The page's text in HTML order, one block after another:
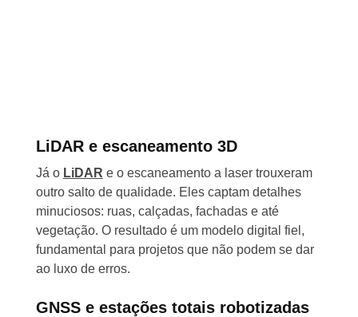
LiDAR e escaneamento 3D
Já o LiDAR e o escaneamento a laser trouxeram
outro salto de qualidade. Eles captam detalhes
minuciosos: ruas, calçadas, fachadas e até
vegetação. O resultado é um modelo digital fiel,
fundamental para projetos que não podem se dar
ao luxo de erros.
GNSS e estações totais robotizadas